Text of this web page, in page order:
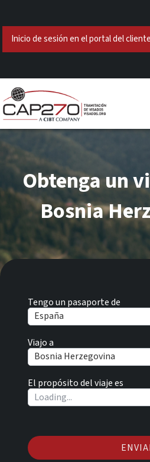
Inicio de sesión en el portal del cliente
Tengo un pasaporte de
España
Viajo a
Bosnia Herzegovina
El propósito del viaje es
Obtenga un
Bosnia